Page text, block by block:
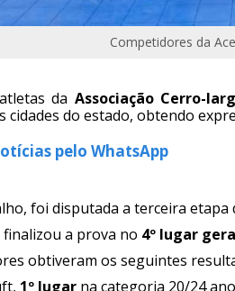
Competidores da
da Associação Cerro-
cidades do estado, obtendo
pelo WhatsApp
foi disputada a terceira etapa
a prova no 4º lugar
obtiveram os seguintes
1º lugarna categoria 20/24